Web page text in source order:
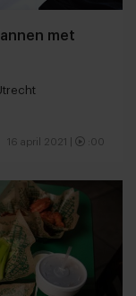
met
16 april 2021 :00